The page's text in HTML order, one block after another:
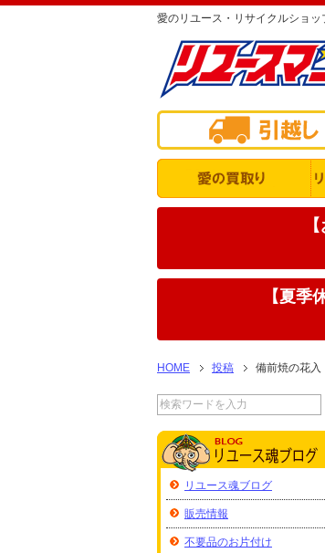
愛のリユース・リサイクルショ
【夏季
HOME 投稿 備前焼の花入
リユース魂ブログ
販売情報
不要品のお片付け